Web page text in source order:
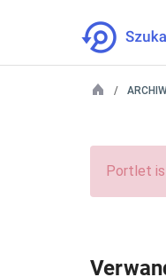
Portlet